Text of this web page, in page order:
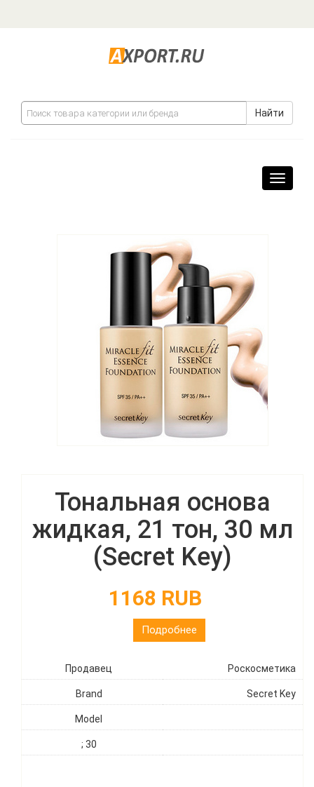
Найти
Тональная основа
жидкая, 21 тон, 30 мл
(Secret Key)
1168 RUB
Подробнее
Продавец Роскосметика
Brand Secret Key
Model
; 30